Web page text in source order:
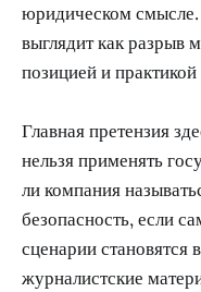
юридическом смысле.
выглядит как разрыв
позицией и
Главная претензия
нельзя применять
ли компания
безопасность, если
сценарии становятся
журналистские